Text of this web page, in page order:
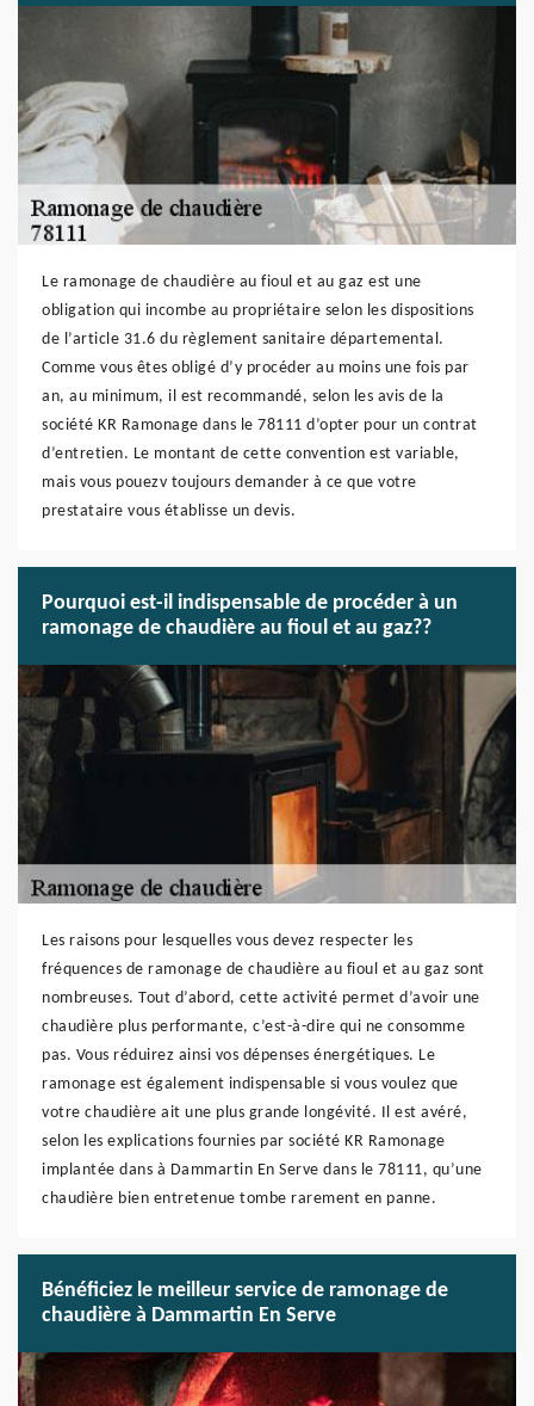
Le ramonage de chaudière au fioul et au gaz est une
obligation qui incombe au propriétaire selon les dispositions
de l’article 31.6 du règlement sanitaire départemental.
Comme vous êtes obligé d’y procéder au moins une fois par
an, au minimum, il est recommandé, selon les avis de la
société KR Ramonage dans le 78111 d’opter pour un contrat
d’entretien. Le montant de cette convention est variable,
mais vous pouezv toujours demander à ce que votre
prestataire vous établisse un devis.
Pourquoi est-il indispensable de procéder à un
ramonage de chaudière au fioul et au gaz??
Les raisons pour lesquelles vous devez respecter les
fréquences de ramonage de chaudière au fioul et au gaz sont
nombreuses. Tout d’abord, cette activité permet d’avoir une
chaudière plus performante, c’est-à-dire qui ne consomme
pas. Vous réduirez ainsi vos dépenses énergétiques. Le
ramonage est également indispensable si vous voulez que
votre chaudière ait une plus grande longévité. Il est avéré,
selon les explications fournies par société KR Ramonage
implantée dans à Dammartin En Serve dans le 78111, qu’une
chaudière bien entretenue tombe rarement en panne.
Bénéficiez le meilleur service de ramonage de
chaudière à Dammartin En Serve